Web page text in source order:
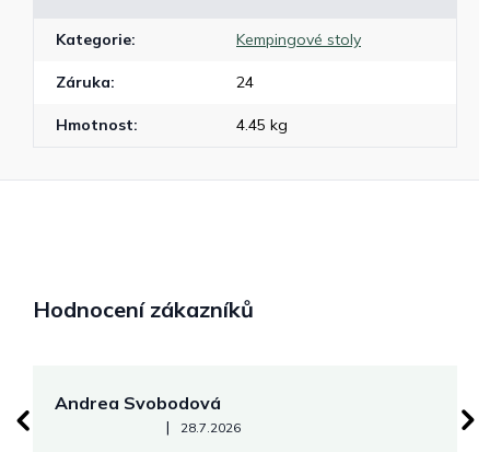
Kategorie: Kempingové stoly
Záruka: 24
Hmotnost: 4.45 kg
Hodnocení zákazníků
Andrea Svobodová
Hodnocení obchodu je 5 z 5 hvězdiček.
| 28.7.2026